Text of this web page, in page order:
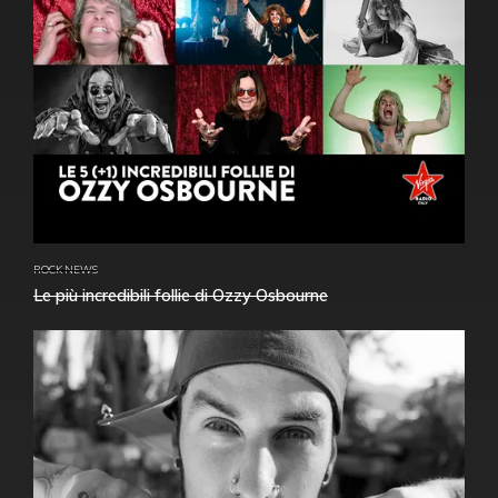
ROCK NEWS
Le più incredibili follie di Ozzy Osbourne